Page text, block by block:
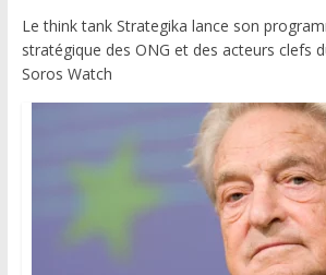
Le think tank Strategika lance son
stratégique des ONG et des acteurs clefs
Soros Watch